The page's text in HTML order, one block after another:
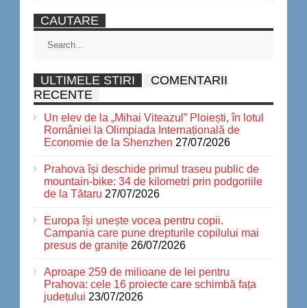
CAUTARE
ULTIMELE STIRI
COMENTARII
RECENTE
Un elev de la „Mihai Viteazul” Ploiești, în lotul
României la Olimpiada Internațională de
Economie de la Shenzhen 27/07/2026
Prahova își deschide primul traseu public de
mountain-bike: 34 de kilometri prin podgoriile
de la Tătaru 27/07/2026
Europa își unește vocea pentru copii.
Campania care pune drepturile copilului mai
presus de granițe 26/07/2026
Aproape 259 de milioane de lei pentru
Prahova: cele 16 proiecte care schimbă fața
județului 23/07/2026